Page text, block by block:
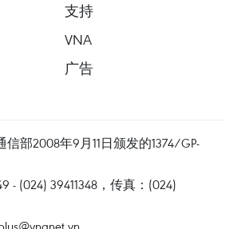
支持
VNA
广告
部2008年9月11日颁发的1374/GP-
- (024) 39411348，传真：(024)